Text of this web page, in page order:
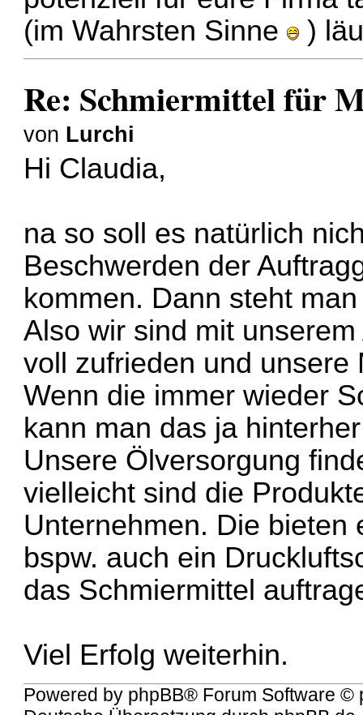
(im Wahrsten Sinne
)
Re: Schmiermittel für
von Lurchi
Hi Claudia,
na so soll es natürlich
Beschwerden der
kommen. Dann steht
Also wir sind mit
voll zufrieden und
Wenn die immer wieder
kann man das ja
Unsere Ölversorgung
vielleicht sind die
Unternehmen. Die bieten
bspw. auch ein
das Schmiermittel
Viel Erfolg weiterhin.
Powered by phpBB® Forum Software ©